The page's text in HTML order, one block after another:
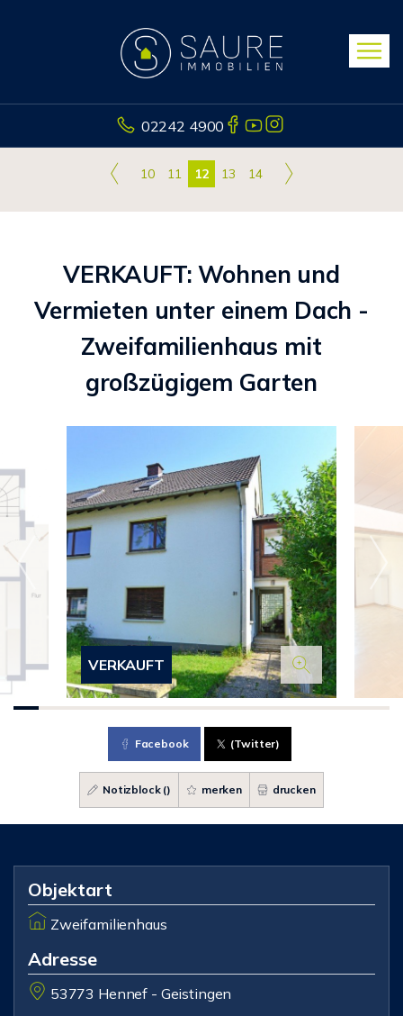
02242 4900
10 11 12 13 14
VERKAUFT: Wohnen und
Vermieten unter einem Dach -
Zweifamilienhaus mit
großzügigem Garten
VERKAUFT
Facebook (Twitter)
Notizblock () merken drucken
Objektart
Zweifamilienhaus
Adresse
53773 Hennef - Geistingen